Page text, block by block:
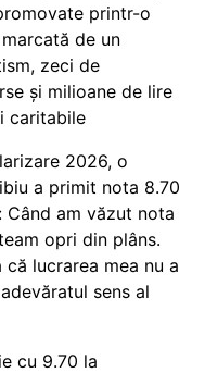
printr-o
de un
zeci de
și milioane de lire
caritabile
2026, o
a primit nota 8.70
am văzut nota
opri din plâns.
lucrarea mea nu a
sens al
cu 9.70 la